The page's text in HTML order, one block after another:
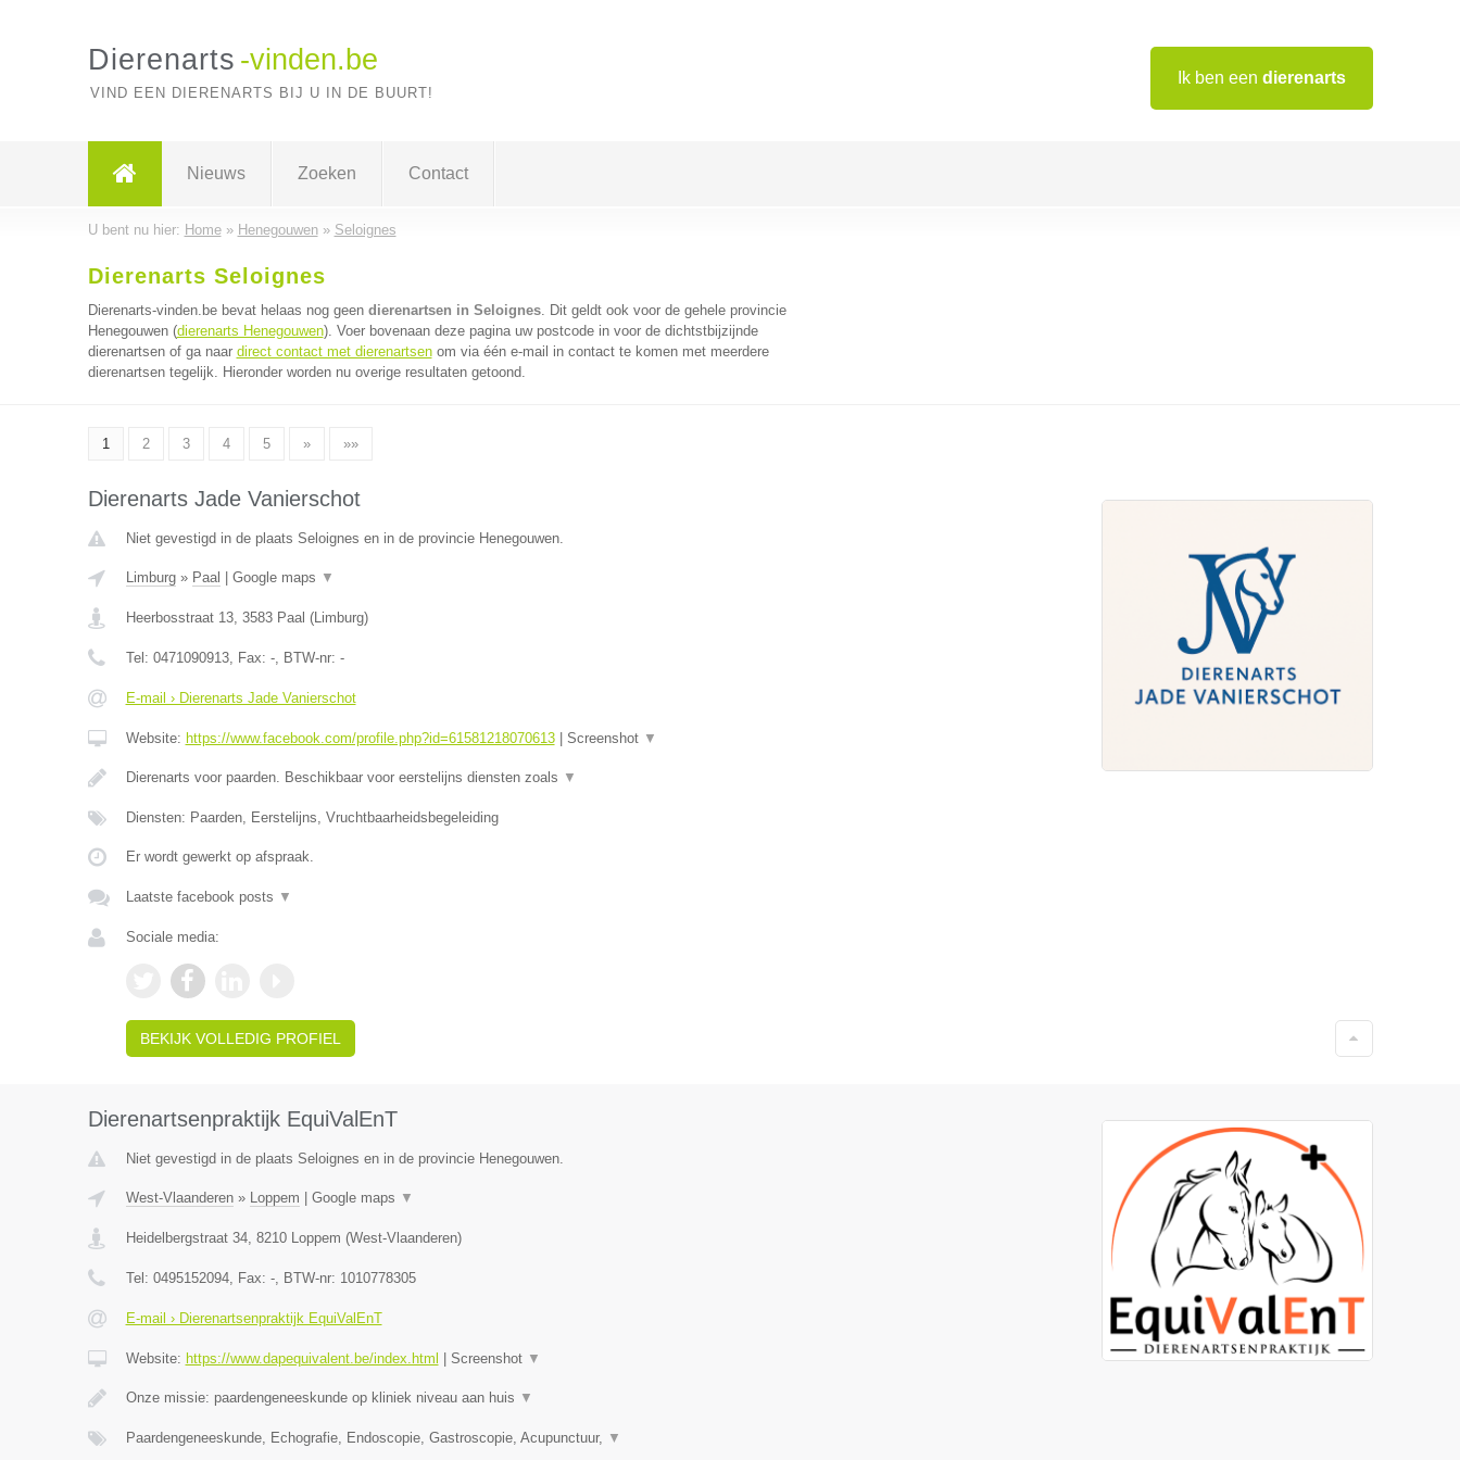
Ik ben een dierenarts
Dierenarts -vinden.be
VIND EEN DIERENARTS BIJ U IN DE BUURT!
Nieuws Zoeken Contact
U bent nu hier: Home» Henegouwen» Seloignes
Dierenarts Seloignes
Dierenarts-vinden.be bevat helaas nog geen dierenartsen in Seloignes. Dit geldt ook voor de gehele provincie
Henegouwen (dierenarts Henegouwen). Voer bovenaan deze pagina uw postcode in voor de dichtstbijzijnde
dierenartsen of ga naar direct contact met dierenartsenom via één e-mail in contact te komen met meerdere
dierenartsen tegelijk. Hieronder worden nu overige resultaten getoond.
1 2 3 4 5 » »»
Dierenarts Jade Vanierschot
Niet gevestigd in de plaats Seloignes en in de provincie Henegouwen.
Limburg» Paal Google maps ▼
Heerbosstraat 13, 3583 Paal (Limburg)
Tel: 0471090913, Fax: -, BTW-nr: -
E-mail › Dierenarts Jade Vanierschot
Website: https://www.facebook.com/profile.php?id=61581218070613| Screenshot ▼
Dierenarts voor paarden. Beschikbaar voor eerstelijns diensten zoals ▼
Diensten: Paarden, Eerstelijns, Vruchtbaarheidsbegeleiding
Er wordt gewerkt op afspraak.
Laatste facebook posts ▼
Sociale media:
BEKIJK VOLLEDIG PROFIEL
Dierenartsenpraktijk EquiValEnT
Niet gevestigd in de plaats Seloignes en in de provincie Henegouwen.
West-Vlaanderen» Loppem Google maps ▼
Heidelbergstraat 34, 8210 Loppem (West-Vlaanderen)
Tel: 0495152094, Fax: -, BTW-nr: 1010778305
E-mail › Dierenartsenpraktijk EquiValEnT
Website: https://www.dapequivalent.be/index.html Screenshot ▼
Onze missie: paardengeneeskunde op kliniek niveau aan huis ▼
Paardengeneeskunde, Echografie, Endoscopie, Gastroscopie, Acupunctuur, ▼